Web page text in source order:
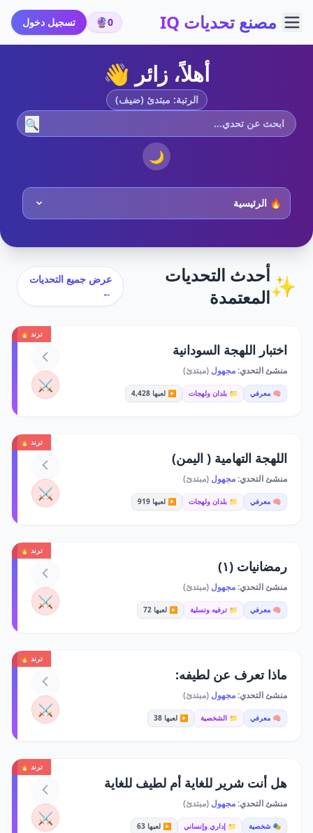
مصنع تحديات IQ 0
🔮 تسجيل دخول
أهلاً، زائر 👋
الرتبة: مبتدئ (ضيف)
🔍
🌙
✨أحدث التحديات
المعتمدة
عرض جميع التحديات
←
ترند 🔥
اختبار اللهجة السودانية
منشئ التحدي:مجهول (مبتدئ)
🧠 معرفي 📁 بلدان ولهجات ▶️ لعبها 4,428 ⚔️
ترند 🔥
اللهجة التهامية ( اليمن)
منشئ التحدي:مجهول (مبتدئ)
🧠 معرفي 📁 بلدان ولهجات ▶️ لعبها 919 ⚔️
ترند 🔥
رمضانيات (١)
منشئ التحدي:مجهول (مبتدئ)
🧠 معرفي 📁 ترفيه وتسلية ▶️ لعبها 72 ⚔️
ترند 🔥
ماذا تعرف عن لطيفه:
منشئ التحدي:مجهول (مبتدئ)
🧠 معرفي 📁 الشخصية ▶️ لعبها 38 ⚔️
ترند 🔥
هل أنت شرير للغاية أم لطيف للغاية
منشئ التحدي:مجهول (مبتدئ)
🎭 شخصية 📁 إداري وإنساني ▶️ لعبها 63 ⚔️